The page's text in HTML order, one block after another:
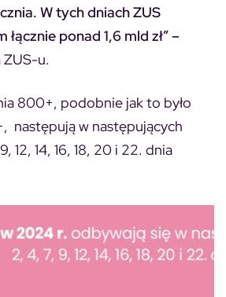
W tych dniach ZUS
ponad 1,6 mld zł” –
u.
800+, podobnie jak to było
następują w następujących
12, 14, 16, 18, 20 i 22. dnia